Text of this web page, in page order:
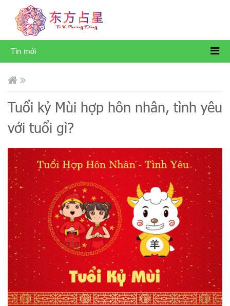
Tin mới
Tuổi kỷ Mùi hợp hôn nhân, tình yêu
với tuổi gì?